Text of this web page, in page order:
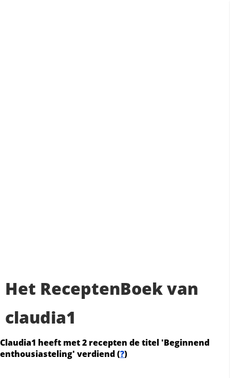
Het ReceptenBoek van
claudia1
Claudia1 heeft met 2 recepten de titel 'Beginnend
enthousiasteling' verdiend (?)